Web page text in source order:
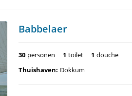
Babbelaer
30 personen 1 toilet 1 douche
Thuishaven: Dokkum